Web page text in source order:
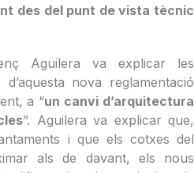
des del punt de vista tècnic
Aguilera va explicar les
nova reglamentació
a “un canvi d’arquitectura
”. Aguilera va explicar que,
i que els cotxes del
als de davant, els nous